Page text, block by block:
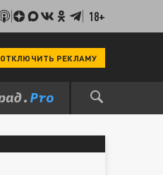
18+
ОТКЛЮЧИТЬ РЕКЛАМУ